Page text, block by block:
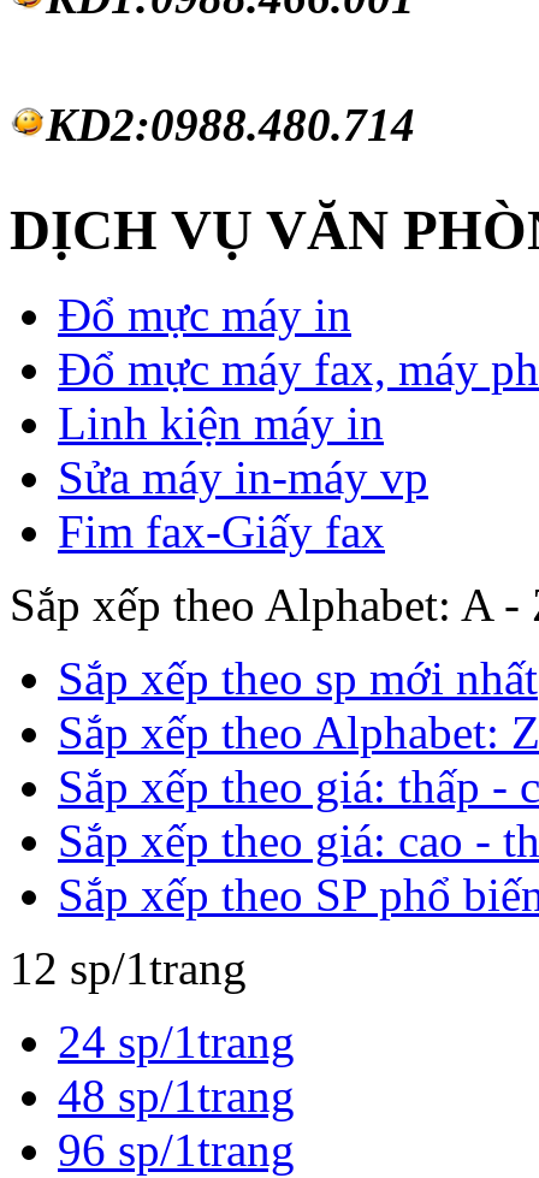
KD2:0988.480.714
DỊCH VỤ VĂN
Đổ mực máy in
Đổ mực máy fax, máy
Linh kiện máy in
Sửa máy in-máy vp
Fim fax-Giấy fax
Sắp xếp theo Alphabet: A -
Sắp xếp theo sp mới nhất
Sắp xếp theo Alphabet:
Sắp xếp theo giá: thấp -
Sắp xếp theo giá: cao -
Sắp xếp theo SP phổ
12 sp/1trang
24 sp/1trang
48 sp/1trang
96 sp/1trang